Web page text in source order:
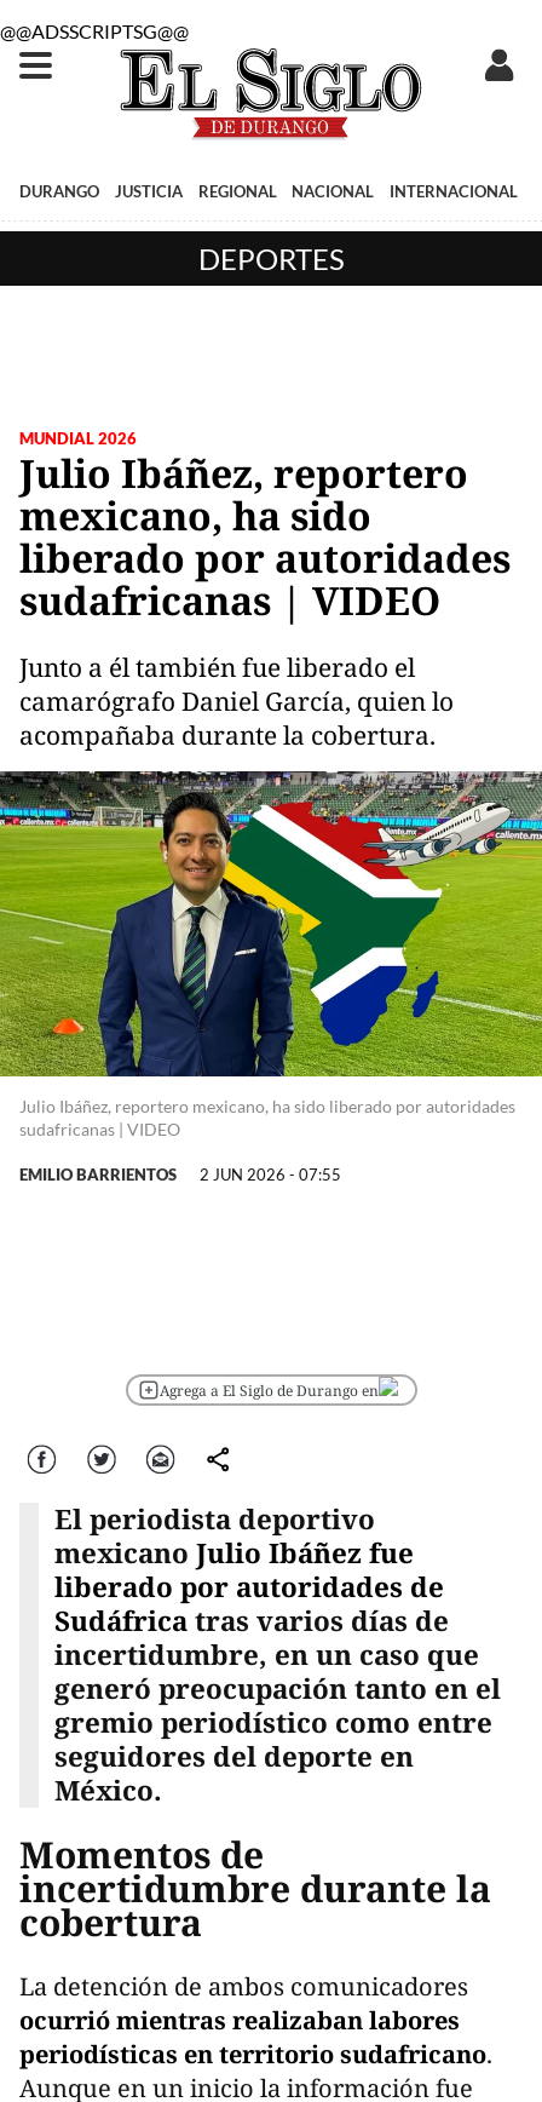
@@ADSSCRIPTSG@@
DURANGO JUSTICIA REGIONAL NACIONAL INTERNACIONAL
DEPORTES
MUNDIAL 2026
Julio Ibáñez, reportero
mexicano, ha sido
liberado por autoridades
sudafricanas | VIDEO
Junto a él también fue liberado el
camarógrafo Daniel García, quien lo
acompañaba durante la cobertura.
Julio Ibáñez, reportero mexicano, ha sido liberado por autoridades
sudafricanas | VIDEO
EMILIO BARRIENTOS 2 JUN 2026 - 07:55
Agrega a El Siglo de Durango en
Facebook Twitter Correo comparte
El periodista deportivo
mexicano Julio Ibáñez fue
liberado por autoridades de
Sudáfricatras varios días de
incertidumbre, en un caso que
generó preocupación tanto en el
gremio periodístico como entre
seguidores del deporte en
México.
Momentos de
incertidumbre durante la
cobertura
La detención de ambos comunicadores
ocurrió mientras realizaban labores
periodísticas en territorio sudafricano.
Aunque en un inicio la información fue